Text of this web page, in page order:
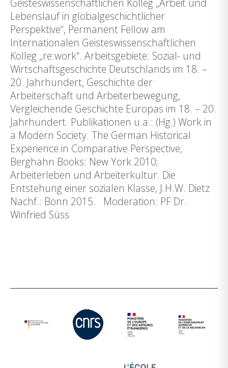
Geisteswissenschaftlichen Kolleg „Arbeit und
Lebenslauf in globalgeschichtlicher
Perspektive“, Permanent Fellow am
Internationalen Geisteswissenschaftlichen
Kolleg „re:work“. Arbeitsgebiete: Sozial- und
Wirtschaftsgeschichte Deutschlands im 18. –
20. Jahrhundert, Geschichte der
Arbeiterschaft und Arbeiterbewegung,
Vergleichende Geschichte Europas im 18. – 20.
Jahrhundert. Publikationen u.a.: (Hg.) Work in
a Modern Society. The German Historical
Experience in Comparative Perspective,
Berghahn Books: New York 2010;
Arbeiterleben und Arbeiterkultur. Die
Entstehung einer sozialen Klasse, J.H.W. Dietz
Nachf.: Bonn 2015. Moderation: PF Dr.
Winfried Süss